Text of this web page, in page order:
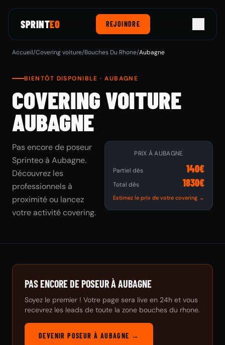
SPRINTEO REJOINDRE
Accueil/Covering voiture/Bouches Du Rhone/Aubagne
BIENTÔT DISPONIBLE · AUBAGNE
COVERING VOITURE
AUBAGNE
Pas encore de poseur
Sprinteo à Aubagne.
Découvrez les
professionnels à
proximité ou lancez
votre activité covering.
PRIX À AUBAGNE
Partiel dès 140€
Total dès 1830€
Estimez le prix de votre covering →
PAS ENCORE DE POSEUR À AUBAGNE
Soyez le premier ! Votre page sera live en 24h et vous
recevrez les leads de toute la zone bouches du rhone.
DEVENIR POSEUR À AUBAGNE →